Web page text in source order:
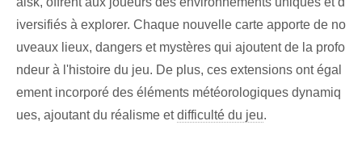
iversifiés à explorer. Chaque nouvelle carte apporte de no
uveaux lieux, dangers et mystères qui ajoutent de la profo
ndeur à l'histoire du jeu. De plus, ces extensions ont égal
ement incorporé des éléments météorologiques dynamiq
ues, ajoutant du réalisme etdifficulté du jeu.